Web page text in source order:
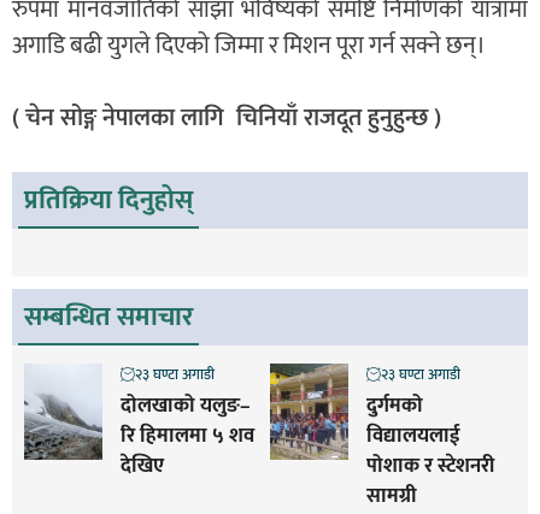
रुपमा मानवजातिको साझा भविष्यको समष्टि निर्माणको यात्रामा
अगाडि बढी युगले दिएको जिम्मा र मिशन पूरा गर्न सक्ने छन्।
( चेन सोङ्ग नेपालका लागि चिनियाँ राजदूत हुनुहुन्छ )
प्रतिक्रिया दिनुहोस्
सम्बन्धित समाचार
दोलखाको यलुङ–
रि हिमालमा ५ शव
देखिए
२३ घण्टा अगाडी
दुर्गमको
विद्यालयलाई
पोशाक र स्टेशनरी
सामग्री
२३ घण्टा अगाडी